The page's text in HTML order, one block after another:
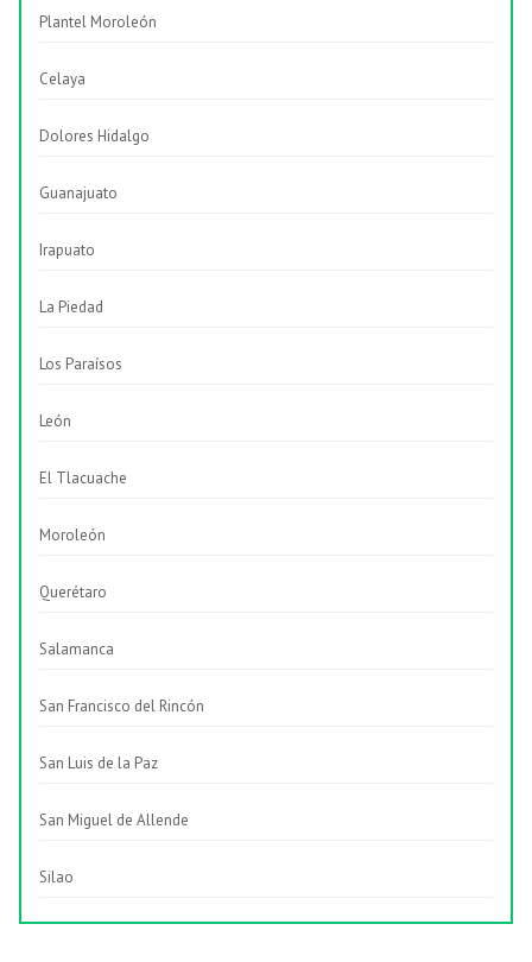
Plantel Moroleón
Celaya
Dolores Hidalgo
Guanajuato
Irapuato
La Piedad
Los Paraísos
León
El Tlacuache
Moroleón
Querétaro
Salamanca
San Francisco del Rincón
San Luis de la Paz
San Miguel de Allende
Silao